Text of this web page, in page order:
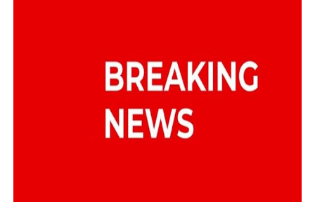
வடிவேலுவுக்கு நீதிமன்றம் விதித்துள்ள அதிரடி உத்தரவு!
தியாகதீபம் லெப்.கேணல் திலீபன், கேணல் சங்கர் ஆகியோரின்
ஐ.நா முன்றலில் சீரற்ற காலநிலையிலும் தமிழின அழிப்பிற்கு